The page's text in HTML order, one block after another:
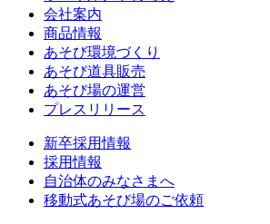
会社案内
商品情報
あそび環境づくり
あそび道具販売
あそび場の運営
プレスリリース
新卒採用情報
採用情報
自治体のみなさまへ
移動式あそび場のご依頼